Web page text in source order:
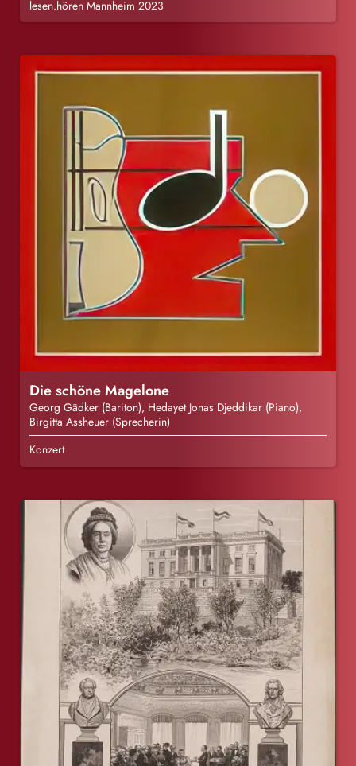
lesen.hören Mannheim 2023
Die schöne Magelone
Georg Gädker (Bariton), Hedayet Jonas Djeddikar (Piano),
Birgitta Assheuer (Sprecherin)
Konzert